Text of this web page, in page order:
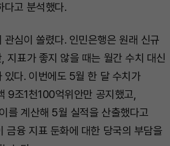
다고 분석했다.
심이 쏠렸다. 인민은행은 원래 신규
지표가 좋지 않을 때는 월간 수치 대신
다. 이번에도 5월 한 달 수치가
9조1천100억위안만 공지했고,
를 계산해 5월 실적을 산출했다고
금융 지표 둔화에 대한 당국의 부담을